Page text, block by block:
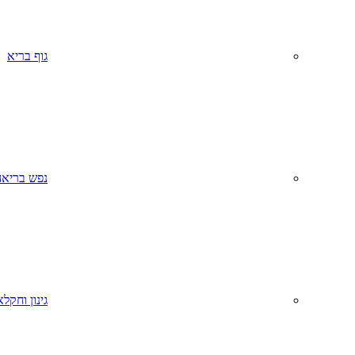
גוף בריא
נפש
גינון